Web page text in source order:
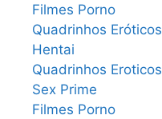
Filmes Porno
Quadrinhos Eróticos
Hentai
Quadrinhos Eroticos
Sex Prime
Filmes Porno